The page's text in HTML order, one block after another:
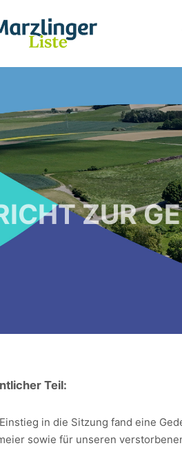
ZUR
Teil:
in die Sitzung fand eine
sowie für unseren